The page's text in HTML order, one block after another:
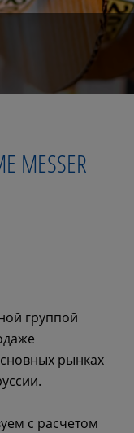
группой
рынках
с расчетом